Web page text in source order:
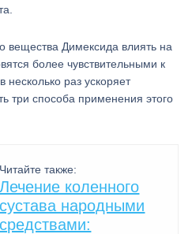
вещества Димексида влиять на
более чувствительными к
несколько раз ускоряет
три способа применения этого
Читайте также:
Лечение коленного
сустава народными
средствами: